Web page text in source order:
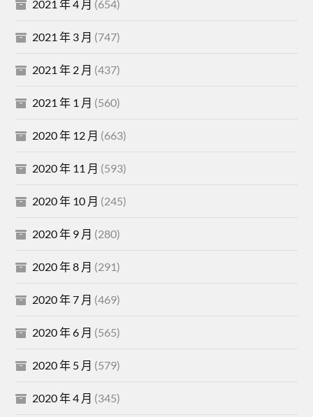
2021 年 4 月 (654)
2021 年 3 月 (747)
2021 年 2 月 (437)
2021 年 1 月 (560)
2020 年 12 月 (663)
2020 年 11 月 (593)
2020 年 10 月 (245)
2020 年 9 月 (280)
2020 年 8 月 (291)
2020 年 7 月 (469)
2020 年 6 月 (565)
2020 年 5 月 (579)
2020 年 4 月 (345)